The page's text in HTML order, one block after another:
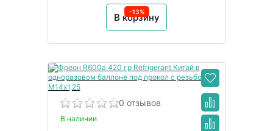
В корзину
-13%
0 отзывов
В наличии